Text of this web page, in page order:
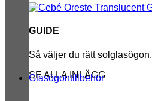
GUIDE
Så väljer du rätt solglasögon.
SE ALLA INLÄGG
Glasögontillbehör